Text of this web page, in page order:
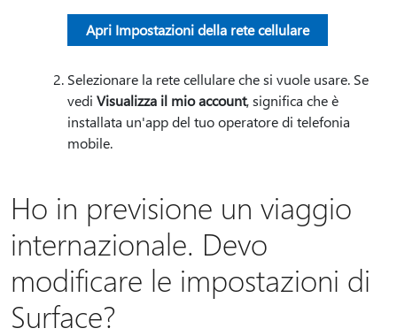
Apri Impostazioni della rete cellulare
Selezionare la rete cellulare che si vuole usare. Se
vedi Visualizza il mio account, significa che è
installata un'app del tuo operatore di telefonia
mobile.
Ho in previsione un viaggio
internazionale. Devo
modificare le impostazioni di
Surface?